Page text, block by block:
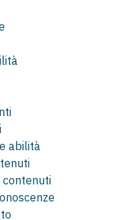
abilità
contenuti